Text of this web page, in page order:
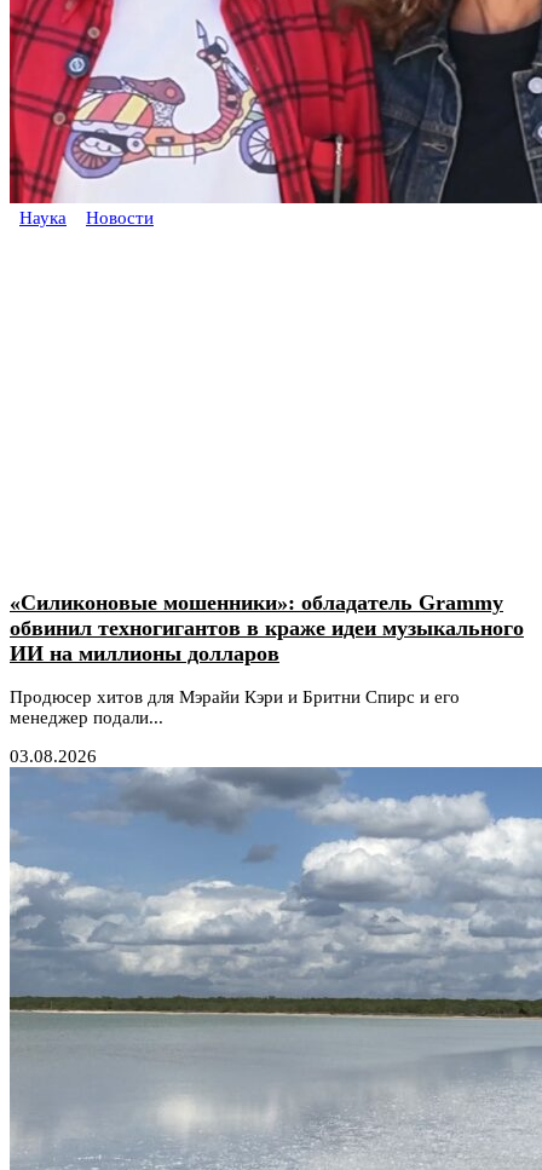
Наука Новости
«Силиконовые мошенники»: обладатель Grammy
обвинил техногигантов в краже идеи музыкального
ИИ на миллионы долларов
Продюсер хитов для Мэрайи Кэри и Бритни Спирс и его
менеджер подали...
03.08.2026